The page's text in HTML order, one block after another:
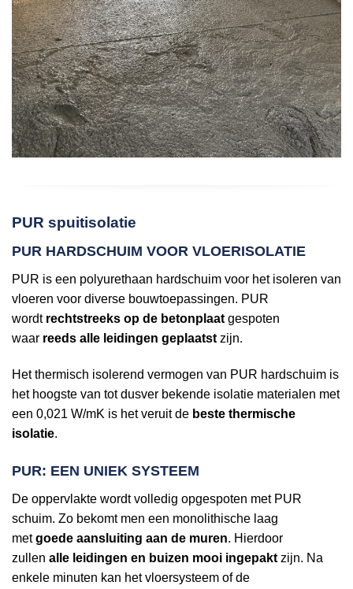
PUR spuitisolatie
PUR HARDSCHUIM VOOR VLOERISOLATIE
PUR is een polyurethaan hardschuim voor het isoleren van
vloeren voor diverse bouwtoepassingen. PUR
wordt rechtstreeks op de betonplaat gespoten
waar reeds alle leidingen geplaatst zijn.
Het thermisch isolerend vermogen van PUR hardschuim is
het hoogste van tot dusver bekende isolatie materialen met
een 0,021 W/mK is het veruit de beste thermische
isolatie.
PUR: EEN UNIEK SYSTEEM
De oppervlakte wordt volledig opgespoten met PUR
schuim. Zo bekomt men een monolithische laag
metgoede aansluiting aan de muren. Hierdoor
zullen alle leidingen en buizen mooi ingepakt zijn. Na
enkele minuten kan het vloersysteem of de